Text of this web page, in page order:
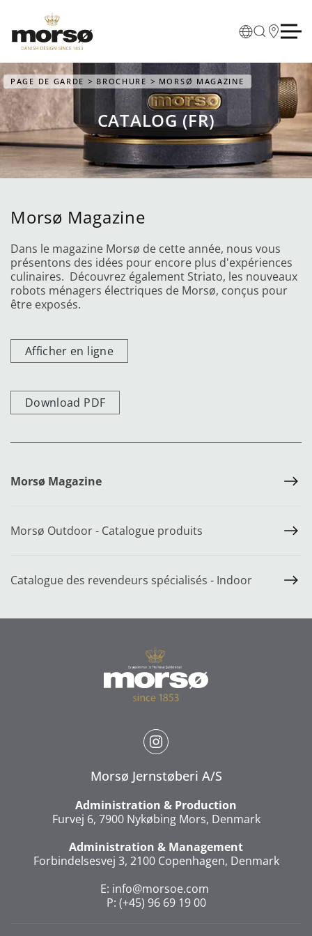
Skip to main content
PAGE DE GARDE BROCHURE MORSØ MAGAZINE
CATALOG (FR)
Morsø Magazine
Dans le magazine Morsø de cette année, nous vous
présentons des idées pour encore plus d'expériences
culinaires. Découvrez également Striato, les nouveaux
robots ménagers électriques de Morsø, conçus pour
être exposés.
Afficher en ligne
Download PDF
Morsø Magazine
Morsø Outdoor - Catalogue produits
Catalogue des revendeurs spécialisés - Indoor
Morsø Jernstøberi A/S
Administration & Production
Furvej 6, 7900 Nykøbing Mors, Denmark
Administration & Management
Forbindelsesvej 3, 2100 Copenhagen, Denmark
E: info@morsoe.com
P: (+45) 96 69 19 00